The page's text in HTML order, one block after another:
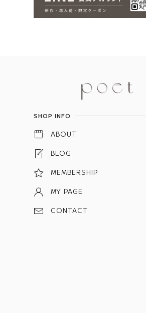
Information
SHOP INFO
ABOUT
BLOG
MEMBERSHIP
MY PAGE
CONTACT